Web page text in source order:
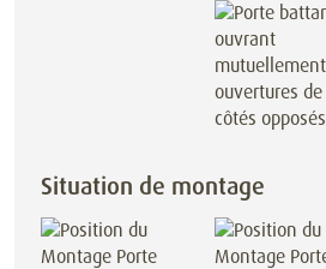
ouvertures de
côtés opposés
Situation de montage